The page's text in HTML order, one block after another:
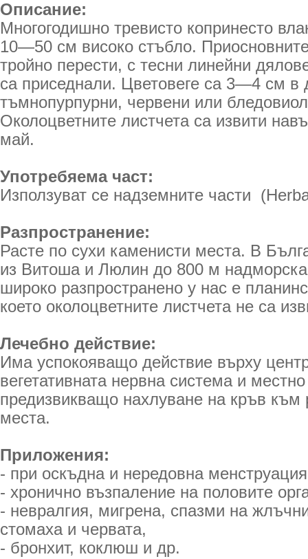
Описание:
Многогодишно тревисто копринесто
10—50 см високо стъбло.
тройно перести, с тесни линейни
са при­седнали. Цветовеге са 3—4 см в
тъмнопурпурни, червени или
Околоцветните листчета са извити
май.
Употребяема част:
Използуват се надземните части
Разпространение:
Расте по сухи каменисти места. В
из Витоша и Люлин до 800 м
широко разпространено у нас е
което око­лоцветните листчета не са
Лечебно действие:
Има успокояващо действие върху
вегетативната нервна система и
предизвикващо нахлуване на кръв към
места.
Приложения:
- при оскъдна и нередовна
- хронично възпаление на половите
- невралгия, мигрена, спазми на
стомаха и червата,
- бронхит, коклюш и др.